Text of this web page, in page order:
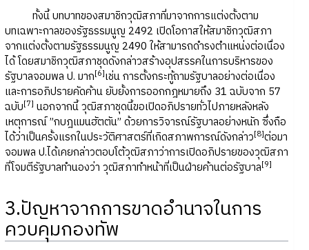
ทั้งนี้ บทบาทของสมาชิกวุฒิสภาที่มาจากการแต่งตั้งตาม
บทเฉพาะกาลของรัฐธรรมนูญ 2492 เปิดโอกาสให้สมาชิกวุฒิสภา
จากแต่งตั้งตามรัฐธรรมนูญ 2490 ให้สามารถดำรงตำแหน่งต่อเนื่อง
ได้ โดยสมาชิกวุฒิสภาชุดดังกล่าวสร้างอุปสรรคในการบริหารของ
รัฐบาลจอมพล ป. มาก[6]เช่น การตั้งกระทู้ถามรัฐบาลอย่างต่อเนื่อง
และการอภิปรายคัดค้าน ยับยั้งการออกกฎหมายถึง 31 ฉบับจาก 57
ฉบับ[7] นอกจากนี้ วุฒิสภาชุดนี้ขอเปิดอภิปรายทั่วไปภายหลังหลัง
เหตุการณ์ ”กบฎแมนฮัตตัน” ด้วยการวิจารณ์รัฐบาลอย่างหนัก ซึ่งถือ
ได้ว่าเป็นครั้งแรกในประวัติศาสตร์ที่เกิดสภาพการณ์ดังกล่าว[8]ต่อมา
จอมพล ป.ได้เคยกล่าวตอบโต้วุฒิสภาว่าการเปิดอภิปรายของวุฒิสภา
ที่โจมตีรัฐบาลทำนองว่า วุฒิสภาทำหน้าที่เป็นฝ่ายค้านต่อรัฐบาล[9]
3.ปัญหาจากการขาดอำนาจในการ
ควบคุมกองทัพ